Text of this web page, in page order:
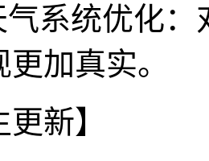
系统优化
加真实。
新】